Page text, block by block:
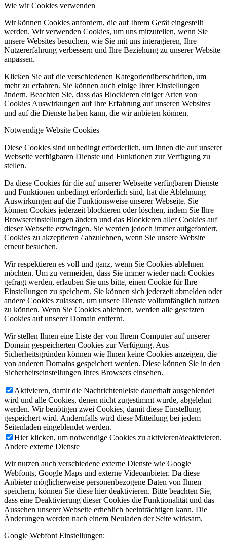
Wie wir Cookies verwenden
Wir können Cookies anfordern, die auf Ihrem Gerät eingestellt
werden. Wir verwenden Cookies, um uns mitzuteilen, wenn Sie
unsere Websites besuchen, wie Sie mit uns interagieren, Ihre
Nutzererfahrung verbessern und Ihre Beziehung zu unserer Website
anpassen.
Klicken Sie auf die verschiedenen Kategorienüberschriften, um
mehr zu erfahren. Sie können auch einige Ihrer Einstellungen
ändern. Beachten Sie, dass das Blockieren einiger Arten von
Cookies Auswirkungen auf Ihre Erfahrung auf unseren Websites
und auf die Dienste haben kann, die wir anbieten können.
Notwendige Website Cookies
Diese Cookies sind unbedingt erforderlich, um Ihnen die auf unserer
Webseite verfügbaren Dienste und Funktionen zur Verfügung zu
stellen.
Da diese Cookies für die auf unserer Webseite verfügbaren Dienste
und Funktionen unbedingt erforderlich sind, hat die Ablehnung
Auswirkungen auf die Funktionsweise unserer Webseite. Sie
können Cookies jederzeit blockieren oder löschen, indem Sie Ihre
Browsereinstellungen ändern und das Blockieren aller Cookies auf
dieser Webseite erzwingen. Sie werden jedoch immer aufgefordert,
Cookies zu akzeptieren / abzulehnen, wenn Sie unsere Website
erneut besuchen.
Wir respektieren es voll und ganz, wenn Sie Cookies ablehnen
möchten. Um zu vermeiden, dass Sie immer wieder nach Cookies
gefragt werden, erlauben Sie uns bitte, einen Cookie für Ihre
Einstellungen zu speichern. Sie können sich jederzeit abmelden oder
andere Cookies zulassen, um unsere Dienste vollumfänglich nutzen
zu können. Wenn Sie Cookies ablehnen, werden alle gesetzten
Cookies auf unserer Domain entfernt.
Wir stellen Ihnen eine Liste der von Ihrem Computer auf unserer
Domain gespeicherten Cookies zur Verfügung. Aus
Sicherheitsgründen können wie Ihnen keine Cookies anzeigen, die
von anderen Domains gespeichert werden. Diese können Sie in den
Sicherheitseinstellungen Ihres Browsers einsehen.
Aktivieren, damit die Nachrichtenleiste dauerhaft ausgeblendet
wird und alle Cookies, denen nicht zugestimmt wurde, abgelehnt
werden. Wir benötigen zwei Cookies, damit diese Einstellung
gespeichert wird. Andernfalls wird diese Mitteilung bei jedem
Seitenladen eingeblendet werden.
Hier klicken, um notwendige Cookies zu aktivieren/deaktivieren.
Andere externe Dienste
Wir nutzen auch verschiedene externe Dienste wie Google
Webfonts, Google Maps und externe Videoanbieter. Da diese
Anbieter möglicherweise personenbezogene Daten von Ihnen
speichern, können Sie diese hier deaktivieren. Bitte beachten Sie,
dass eine Deaktivierung dieser Cookies die Funktionalität und das
Aussehen unserer Webseite erheblich beeinträchtigen kann. Die
Änderungen werden nach einem Neuladen der Seite wirksam.
Google Webfont Einstellungen: